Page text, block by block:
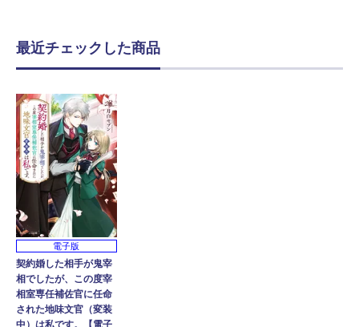
最近チェックした商品
電子版
契約婚した相手が鬼宰
相でしたが、この度宰
相室専任補佐官に任命
された地味文官（変装
中）は私です。【電子